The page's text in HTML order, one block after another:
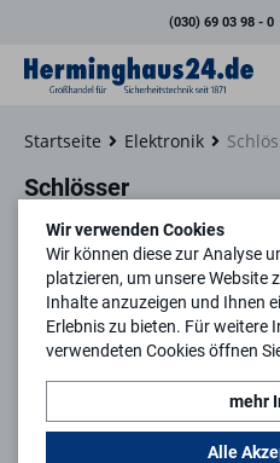
(030) 69 03 98 - 0
Startseite Elektronik
Schlösser
Wir verwenden Cookies
Wir können diese zur Analyse
platzieren, um unsere Website
Inhalte anzuzeigen und Ihnen
Erlebnis zu bieten. Für weitere
verwendeten Cookies öffnen
mehr
Alle